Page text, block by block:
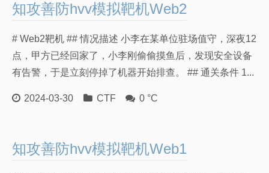
知攻善防hvv模拟靶机Web2
# Web2靶机 ## 情况描述 小李在某单位驻场值守，深夜12
点，甲方已经回家了，小李刚偷偷摸鱼后，发现安全设备
有告警，于是立刻停掉了机器开始排查。 ## 通关条件 1...
2024-03-30 CTF 0 °C
知攻善防hvv模拟靶机Web1